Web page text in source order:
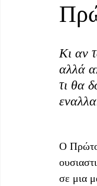
Κι αν
αλλά
τι θα
Ο
σε μια